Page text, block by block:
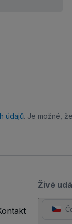
údajů. Je možné,
Živé